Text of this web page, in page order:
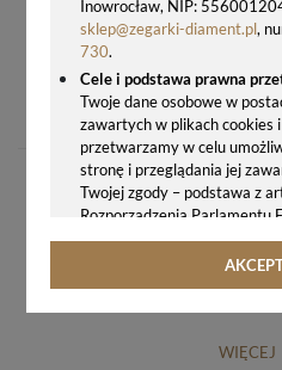
Inowrocław, NIP:
sklep@zegarki-diament.pl,
730.
Cele i podstawa prawna
Twoje dane osobowe w
zawartych w plikach cookies
przetwarzamy w celu
stronę i przeglądania jej
Twojej zgody – podstawa z
Rozporządzenia Parlamentu
2016/679 z 27.04.2016 r. w
fizycznych w związku z
WIĘCEJ